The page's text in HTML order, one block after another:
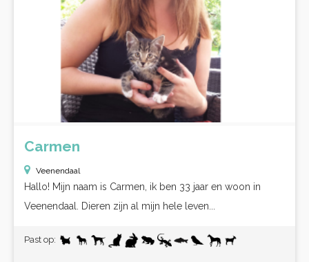
Carmen
Veenendaal
Hallo! Mijn naam is Carmen, ik ben 33 jaar en woon in
Veenendaal. Dieren zijn al mijn hele leven...
Past op: